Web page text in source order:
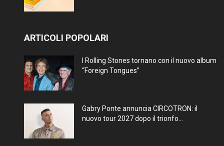
ARTICOLI POPOLARI
I Rolling Stones tornano con il nuovo album
“Foreign Tongues”
Gabry Ponte annuncia CIRCOTRON: il
nuovo tour 2027 dopo il trionfo...